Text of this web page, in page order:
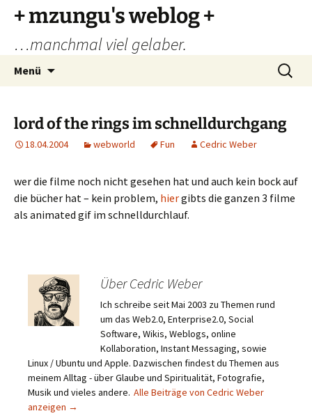
Zum
Inhalt
springen
+ mzungu's weblog +
…manchmal viel gelaber.
Menü
Suchen
nach:
lord of the rings im schnelldurchgang
18.04.2004 webworld Fun Cedric Weber
wer die filme noch nicht gesehen hat und auch kein bock auf
die bücher hat – kein problem, hiergibts die ganzen 3 filme
als animated gif im schnelldurchlauf.
Über Cedric Weber
Ich schreibe seit Mai 2003 zu Themen rund
um das Web2.0, Enterprise2.0, Social
Software, Wikis, Weblogs, online
Kollaboration, Instant Messaging, sowie
Linux / Ubuntu und Apple. Dazwischen findest du Themen aus
meinem Alltag - über Glaube und Spiritualität, Fotografie,
Musik und vieles andere. Alle Beiträge von Cedric Weber
anzeigen →